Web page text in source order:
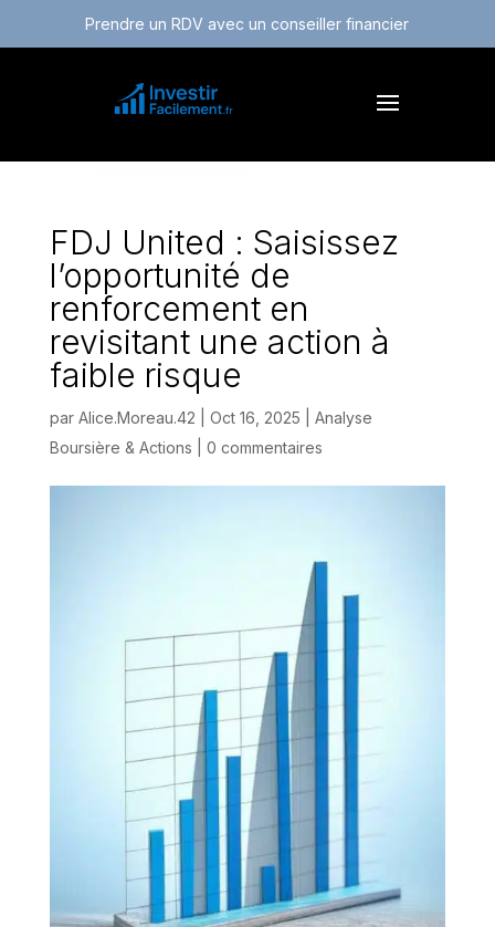
Prendre un RDV avec un conseiller financier
FDJ United : Saisissez
l’opportunité de
renforcement en
revisitant une action à
faible risque
par Alice.Moreau.42 Oct 16, 2025
Analyse
Boursière & Actions
0 commentaires